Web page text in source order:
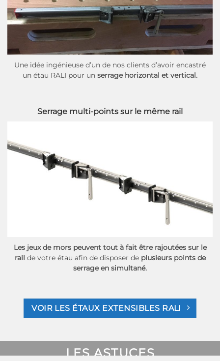
Une idée ingénieuse d’un de nos clients d’avoir encastré
un étau RALI pour un serrage horizontal et vertical.
Serrage multi-points sur le même rail
Les jeux de mors peuvent tout à fait être rajoutées sur le
rail de votre étau afin de disposer de plusieurs points de
serrage en simultané.
VOIR LES ÉTAUX EXTENSIBLES RALI
LES ASTUCES